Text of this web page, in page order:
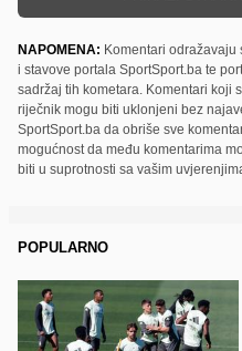
NAPOMENA: Komentari
i stavove portala SportSport.ba te
sadržaj tih kometara. Komentari koji
riječnik mogu biti uklonjeni bez
SportSport.ba da obriše sve
mogućnost da među komentarima
biti u suprotnosti sa vašim
POPULARNO